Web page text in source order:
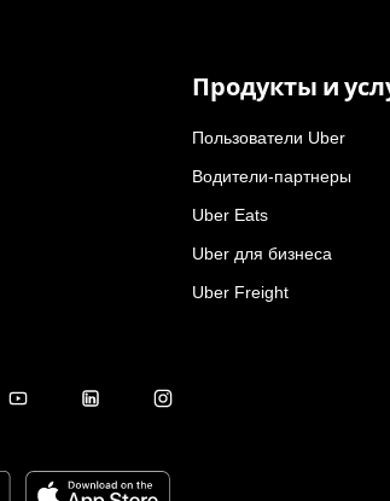
Продукты и
Пользователи Uber
Водители-партнеры
Uber Eats
Uber для бизнеса
Uber Freight